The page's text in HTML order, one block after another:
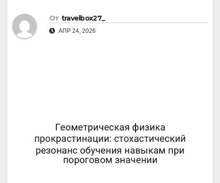
От travelbox27_
АПР 24, 2026